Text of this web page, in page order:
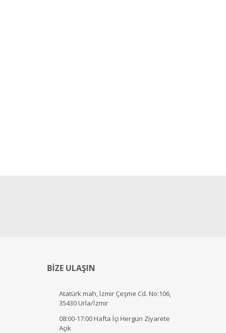
BİZE ULAŞIN
Atatürk mah, İzmir Çeşme Cd. No:106,
35430 Urla/İzmir
08:00-17:00 Hafta İçi Hergün Ziyarete
Açık